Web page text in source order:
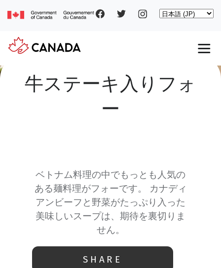
Social
Select
navigation
牛ステーキ入りフォ
ー
ベトナム料理の中でもっとも人気の
ある麺料理がフォーです。 カナディ
アンビーフと野菜がたっぷり入った
美味しいスープは、期待を裏切りま
せん。
SHARE